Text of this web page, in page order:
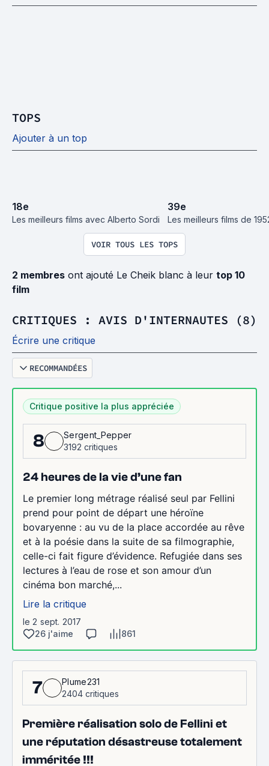
TOPS
Ajouter à un top
18e
Les meilleurs films avec Alberto Sordi
39e
Les meilleurs films de
VOIR TOUS LES TOPS
2 membres ont ajouté Le Cheik blanc à leur top 10
film
CRITIQUES : AVIS D'INTERNAUTES (8)
Écrire une critique
RECOMMANDÉES
Critique positive la plus appréciée
8
Sergent_Pepper
3192 critiques
24 heures de la vie d’une fan
Le premier long métrage réalisé seul par Fellini
prend pour point de départ une héroïne
bovaryenne : au vu de la place accordée au rêve
et à la poésie dans la suite de sa filmographie,
celle-ci fait figure d’évidence. Refugiée dans ses
lectures à l’eau de rose et son amour d’un
cinéma bon marché,...
Lire la critique
le 2 sept. 2017
26 j'aime
861
7
Plume231
2404 critiques
Première réalisation solo de Fellini et
une réputation désastreuse totalement
imméritée !!!